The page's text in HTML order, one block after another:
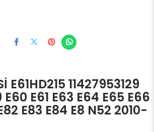
E61HD215 11427953129
E60 E61 E63 E64 E65 E66
E83 E84 E8 N52 2010-